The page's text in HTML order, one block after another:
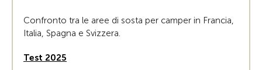
Confronto tra le aree di sosta per camper in Francia,
Italia, Spagna e Svizzera.
Test 2025